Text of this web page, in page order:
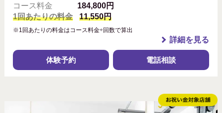
コース料金
184,800円
1回あたりの料金
11,550円
※1回あたりの料金はコース料金÷回数で算出
詳細を見る
体験予約 電話相談